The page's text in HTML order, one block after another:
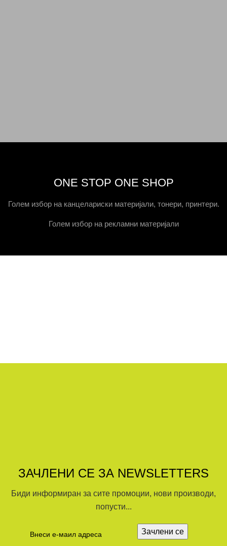
ONE STOP ONE SHOP
Голем избор на канцелариски материјали, тонери, принтери.
Голем избор на рекламни материјали
ЗАЧЛЕНИ СЕ ЗА NEWSLETTERS
Биди информиран за сите промоции, нови производи,
попусти...